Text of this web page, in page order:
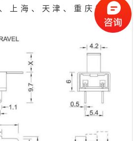
上海、天津、重庆等地。